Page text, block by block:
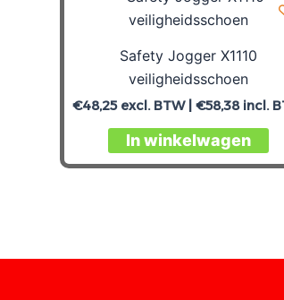
Safety Jogger X1110
veiligheidsschoen
€48,25excl. BTW |€58,38incl.
In winkelwagen